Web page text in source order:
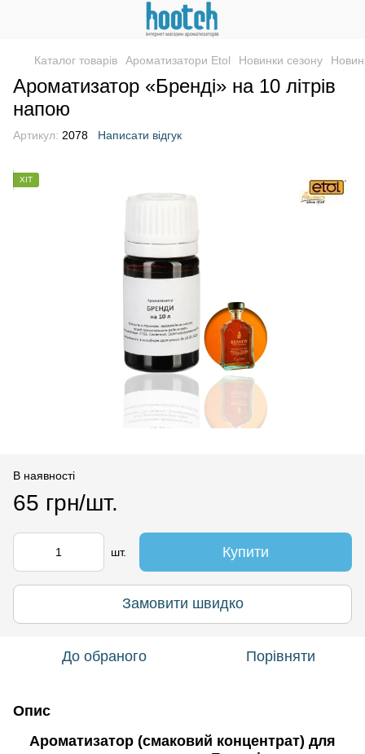
Каталог товарів Ароматизатори Etol Новинки сезону
Ароматизатор «Бренді» на 10 літрів
напою
Артикул: 2078 Написати відгук
ХІТ
В наявності
65 грн/шт.
шт. Купити
Замовити швидко
До обраного Порівняти
Опис
Ароматизатор (смаковий концентрат) для